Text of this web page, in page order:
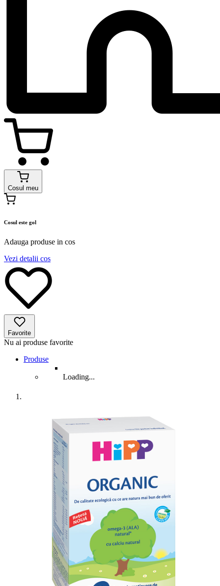
Cosul meu
Cosul este gol
Adauga produse in cos
Vezi detalii cos
Favorite
Nu ai produse favorite
Produse
Loading...